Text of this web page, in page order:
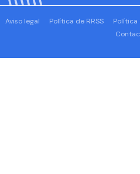
Aviso legal Política de RRSS